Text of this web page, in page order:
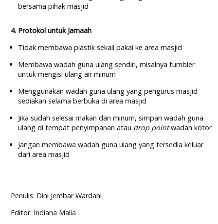
bersama pihak masjid
4. Protokol untuk Jamaah
Tidak membawa plastik sekali pakai ke area masjid
Membawa wadah guna ulang sendiri, misalnya tumbler
untuk mengisi ulang air minum
Menggunakan wadah guna ulang yang pengurus masjid
sediakan selama berbuka di area masjid
Jika sudah selesai makan dan minum, simpan wadah guna
ulang di tempat penyimpanan atau drop pointwadah kotor
Jangan membawa wadah guna ulang yang tersedia keluar
dari area masjid
Penulis: Dini Jembar Wardani
Editor: Indiana Malia